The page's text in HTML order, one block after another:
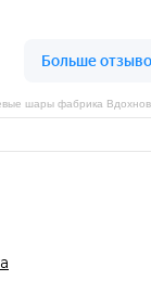
шары фабрика